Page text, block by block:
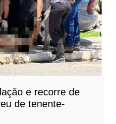
e recorre de
de tenente-